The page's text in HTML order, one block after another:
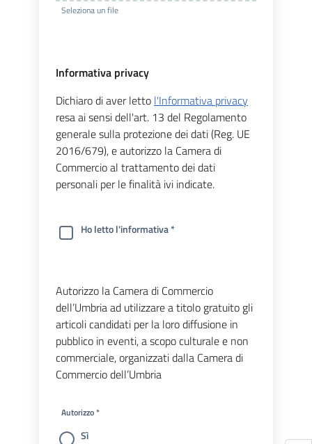
Seleziona un file
Informativa privacy
Dichiaro di aver letto l'Informativa privacy
resa ai sensi dell'art. 13 del Regolamento
generale sulla protezione dei dati (Reg. UE
2016/679), e autorizzo la Camera di
Commercio al trattamento dei dati
personali per le finalità ivi indicate.
Ho letto l'informativa *
Autorizzo la Camera di Commercio
dell’Umbria ad utilizzare a titolo gratuito gli
articoli candidati per la loro diffusione in
pubblico in eventi, a scopo culturale e non
commerciale, organizzati dalla Camera di
Commercio dell’Umbria
Autorizzo *
Sì